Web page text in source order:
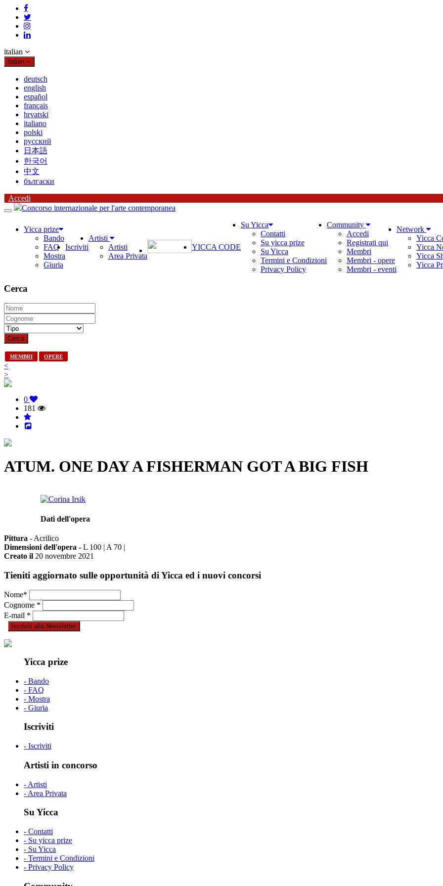
italian
italian
deutsch
english
español
français
hrvatski
italiano
polski
русский
日本語
한국어
中文
бългаски
Accedi
Concorso internazionale per l'arte contemporanea
Yicca prize
Bando
FAQ
Mostra
Giuria
Iscriviti
Artisti
Artisti
Area Privata
YICCA CODE
Su Yicca
Contatti
Su yicca prize
Su Yicca
Termini e Condizioni
Privacy Policy
Community
Accedi
Registrati qui
Membri
Membri - opere
Membri - eventi
Network
Yicca
Yicca
Yicca
Yicca
Cerca
MEMBRI OPERE
<
>
0
181
ATUM. ONE DAY A FISHERMAN GOT A BIG FISH
Dati dell'opera
Pittura - Acrilico
Dimensioni dell'opera - L 100 | A 70 |
Creato il 20 novembre 2021
Tieniti aggiornato sulle opportunità di Yicca ed i nuovi concorsi
Nome*
Cognome *
E-mail *
Yicca prize
- Bando
- FAQ
- Mostra
- Giuria
Iscriviti
- Iscriviti
Artisti in concorso
- Artisti
- Area Privata
Su Yicca
- Contatti
- Su yicca prize
- Su Yicca
- Termini e Condizioni
- Privacy Policy